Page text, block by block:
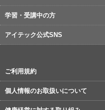
学習・受講中の方
アイテック公式SNS
ご利用規約
個人情報のお取扱いについて